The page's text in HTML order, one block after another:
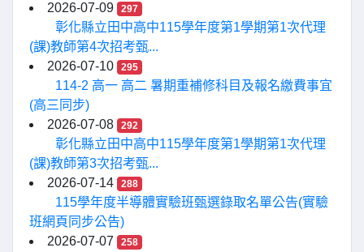
2026-07-09
297
彰化縣立田中高中115學年度第1學期第1次代理
(課)教師第4次招考甄...
2026-07-10
295
114-2 高一 高二 暑期重補修科目及報名繳費事宜
(高三同步)
2026-07-08
292
彰化縣立田中高中115學年度第1學期第1次代理
(課)教師第3次招考甄...
2026-07-14
288
115學年度半導體實驗班甄選錄取名單公告(實驗
班網頁同步公告)
2026-07-07
258